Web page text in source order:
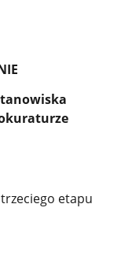
etapu